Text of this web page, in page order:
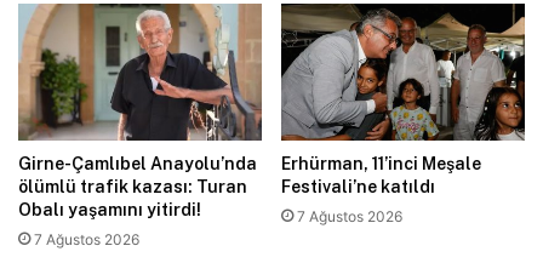
Girne-Çamlıbel Anayolu’nda
ölümlü trafik kazası: Turan
Obalı yaşamını yitirdi!
7 Ağustos 2026
Erhürman, 11’inci Meşale
Festivali’ne katıldı
7 Ağustos 2026